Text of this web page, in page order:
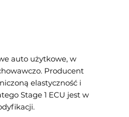
auto użytkowe, w
Producent
elastyczność i
Stage 1 ECU jest w